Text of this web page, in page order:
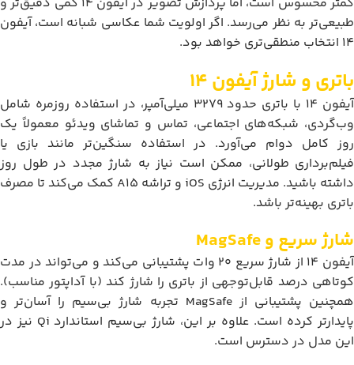
طبیعی‌تر به نظر می‌رسد. اگر اولویت شما عکاسی شبانه است، آیفون
14 انتخاب منطقی‌تری خواهد بود.
باتری و شارژ آیفون 14
آیفون 14 با باتری حدود 3279 میلی‌آمپر، در استفاده روزمره شامل
وب‌گردی، شبکه‌های اجتماعی، تماس و تماشای ویدئو معمولاً یک
روز کامل دوام می‌آورد. در استفاده سنگین‌تر مانند بازی یا
فیلم‌برداری طولانی، ممکن است نیاز به شارژ مجدد در طول روز
داشته باشید. مدیریت انرژی iOS و تراشه A15 کمک می‌کند تا مصرف
باتری بهینه‌تر باشد.
شارژ سریع و MagSafe
آیفون 14 از شارژ سریع 20 وات پشتیبانی می‌کند و می‌تواند در مدت
کوتاهی درصد قابل‌توجهی از باتری را شارژ کند (با آداپتور مناسب).
همچنین پشتیبانی از MagSafe تجربه شارژ بی‌سیم را آسان‌تر و
پایدارتر کرده است. علاوه بر این، شارژ بی‌سیم استاندارد Qi نیز در
این مدل در دسترس است.